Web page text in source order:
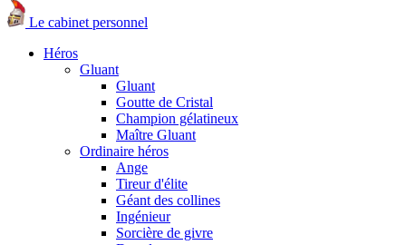
Le cabinet personnel
Héros
Gluant
Gluant
Goutte de Cristal
Champion gélatineux
Maître Gluant
Ordinaire héros
Ange
Tireur d'élite
Géant des collines
Ingénieur
Sorcière de givre